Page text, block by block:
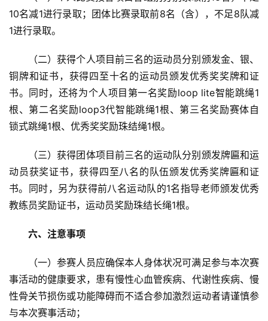
10名减1进行录取；团体比赛录取前8名（含），不足8队减
1进行录取。
（二）获得个人项目前三名的运动员分别颁发金、银、
铜牌和证书，获得四至十名的运动员颁发优秀奖奖牌和证
书。同时，还将为个人项目第一名奖励loop lite智能跳绳1
根、第二名奖励loop3代智能跳绳1根、第三名奖励赛体自
锁式跳绳1根、优秀奖奖励珠结绳1根。
（三）获得团体项目前三名的运动队分别颁发牌匾和运
动员获奖证书，获得四至八名的队伍颁发优秀奖牌匾和证
书。同时，另为获得前八名运动队的1名指导老师颁发优秀
教练员奖励证书，运动员奖励珠结长绳1根。
六、注意事项
（一）参赛人员应确保本人身体状况可满足参与本次赛
事活动的健康要求，患有慢性心血管疾病、代谢性疾病、慢
性骨关节损伤或功能障碍而不适合参加激烈运动者请谨慎参
与本次赛事活动；